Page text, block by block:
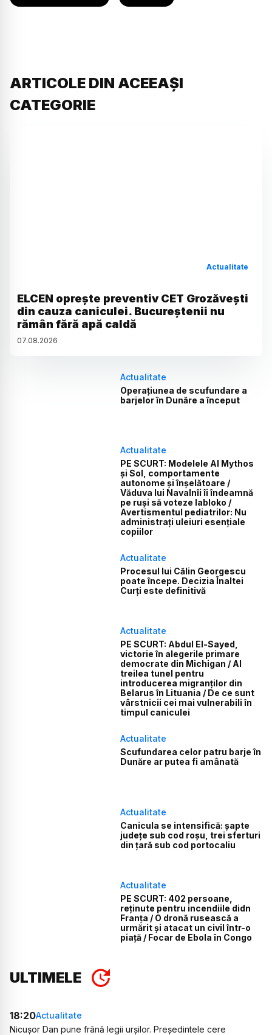
ARTICOLE DIN ACEEAȘI
CATEGORIE
Actualitate
ELCEN oprește preventiv CET Grozăvești
din cauza caniculei. Bucureștenii nu
rămân fără apă caldă
07.08.2026
Actualitate
Operațiunea de scufundare a
barjelor în Dunăre a început
Actualitate
PE SCURT: Modelele AI Mythos
și Sol, comportamente
autonome și înșelătoare /
Văduva lui Navalnîi îi îndeamnă
pe ruși să voteze Iabloko /
Avertismentul pediatrilor: Nu
administrați uleiuri esențiale
copiilor
Actualitate
Procesul lui Călin Georgescu
poate începe. Decizia Înaltei
Curți este definitivă
Actualitate
PE SCURT: Abdul El-Sayed,
victorie în alegerile primare
democrate din Michigan / Al
treilea tunel pentru
introducerea migranților din
Belarus în Lituania / De ce sunt
vârstnicii cei mai vulnerabili în
timpul caniculei
Actualitate
Scufundarea celor patru barje în
Dunăre ar putea fi amânată
Actualitate
Canicula se intensifică: șapte
județe sub cod roșu, trei sferturi
din țară sub cod portocaliu
Actualitate
PE SCURT: 402 persoane,
reținute pentru incendiile didn
Franța / O dronă rusească a
urmărit și atacat un civil într-o
piață / Focar de Ebola în Congo
ULTIMELE
18:20Actualitate
Nicușor Dan pune frână legii urșilor. Președintele cere